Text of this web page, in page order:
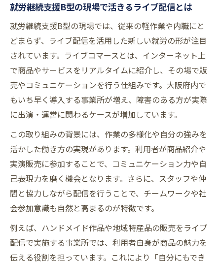
就労継続支援B型の現場で活きるライブ配信とは
就労継続支援B型の現場では、従来の軽作業や内職にと
どまらず、ライブ配信を活用した新しい就労の形が注目
されています。ライブコマースとは、インターネット上
で商品やサービスをリアルタイムに紹介し、その場で販
売やコミュニケーションを行う仕組みです。大阪府内で
もいち早く導入する事業所が増え、障害のある方が実際
に出演・運営に関わるケースが増加しています。
この取り組みの背景には、作業の多様化や自分の強みを
活かした働き方の実現があります。利用者が商品紹介や
実演販売に参加することで、コミュニケーション力や自
己表現力を磨く機会となります。さらに、スタッフや仲
間と協力しながら配信を行うことで、チームワークや社
会参加意識も自然と高まるのが特徴です。
例えば、ハンドメイド作品や地域特産品の販売をライブ
配信で実施する事業所では、利用者自身が商品の魅力を
伝える役割を担っています。これにより「自分にもでき